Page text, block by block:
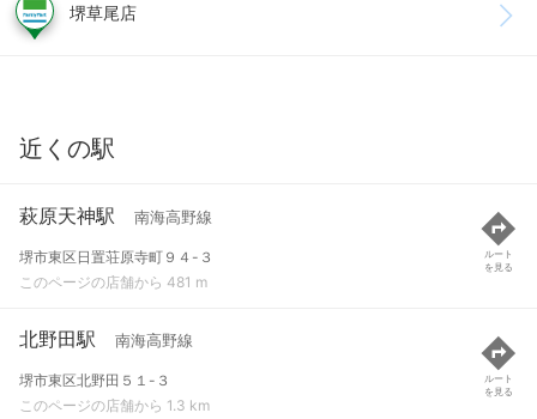
堺草尾店
近くの駅
萩原天神駅 南海高野線
堺市東区日置荘原寺町９４-３
このページの店舗から 481 m
ルート
を見る
北野田駅 南海高野線
堺市東区北野田５１-３
このページの店舗から 1.3 km
ルート
を見る